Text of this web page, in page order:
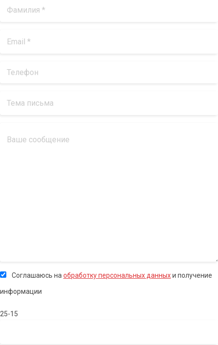
Соглашаюсь на обработку персональных данныхи получение
информации
25-15